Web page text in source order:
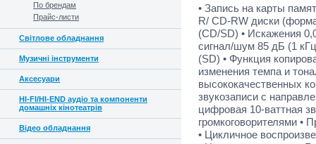
По брендам
Прайс-листи
Світлове обладнання
Музичні інструменти
Аксесуари
HI-FI/HI-END аудіо та компоненти
домашніх кінотеатрів
Відео обладнання
• Запись на карты
R/ CD-RW диски
(CD/SD) • Искажения
сигнал/шум 85 дБ (1
(SD) • Функция
изменения темпа и
высококачественных
звукозаписи с
цифровая 10-ваттная
громкоговорителями •
• Цикличное